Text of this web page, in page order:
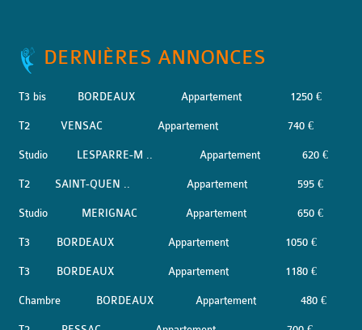
DERNIÈRES ANNONCES
T3 bis BORDEAUX Appartement 1250 €
T2 VENSAC Appartement 740 €
Studio LESPARRE-M .. Appartement 620 €
T2 SAINT-QUEN .. Appartement 595 €
Studio MERIGNAC Appartement 650 €
T3 BORDEAUX Appartement 1050 €
T3 BORDEAUX Appartement 1180 €
Chambre BORDEAUX Appartement 480 €